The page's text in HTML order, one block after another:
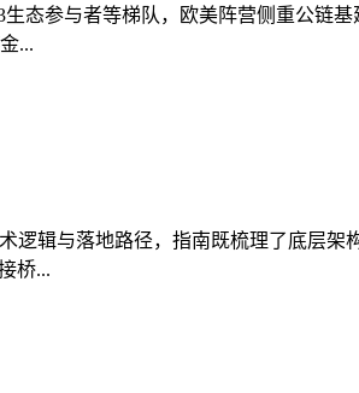
态参与者等梯队，欧美阵营侧重公链
...
辑与落地路径，指南既梳理了底层架
桥...